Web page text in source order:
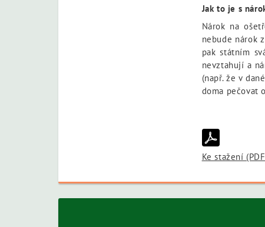
Jak to je s
Nárok na
nebude nárok
pak státním
nevztahují a
(např. že v
doma pečovat
Ke stažení